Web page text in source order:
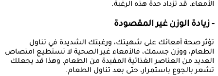
الأمعاء، قد تزداد حدة هذه الرغبة.
- زيادة الوزن غير المقصودة
تؤثر صحة أمعائك على شهيتك، ورغبتك الشديدة في تناول
الطعام، ووزن جسمك، فالأمعاء غير الصحية لا تستطيع امتصاص
العديد من العناصر الغذائية المفيدة من الطعام، وهذا قد يجعلك
تشعر بالجوع باستمرار، حتى بعد تناول الطعام.